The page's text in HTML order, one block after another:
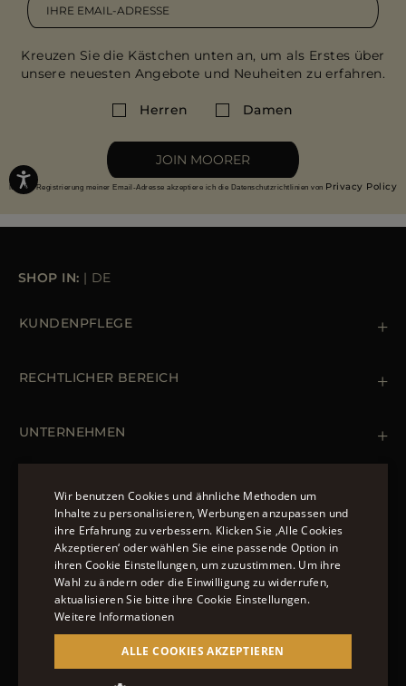
Kreuzen Sie die Kästchen unten an, um als Erstes über
unsere neuesten Angebote und Neuheiten zu erfahren.
Herren Damen
JOIN MOORER
Mit der Registrierung meiner Email-Adresse akzeptiere ich die Datenschutzrichtlinien von Privacy Policy
SHOP IN: | DE
KUNDENPFLEGE
Bestellungen & Zahlungen
RECHTLICHER BEREICH
Cookie Policy
UNTERNEHMEN
Daunenjacke Herren Schwarz
Jacken Damen
Bomberjacke Leder
Langer Steppmantel
FOLGEN SIE UNS
© 2022 – MOORER S.P.A – VIA XXV APRILE, 90 37014
CASTELNUOVO DEL GARDA (VR) P.I./C.F.:
ENGLISH
ITALIAN
FRENCH
CHINESE (SIMPLIFIED)
Wir benutzen Cookies und ähnliche Methoden um
Inhalte zu personalisieren, Werbungen anzupassen und
ihre Erfahrung zu verbessern. Klicken Sie ‚Alle Cookies
Akzeptieren‘ oder wählen Sie eine passende Option in
ihren Cookie Einstellungen, um zuzustimmen. Um ihre
Wahl zu ändern oder die Einwilligung zu widerrufen,
aktualisieren Sie bitte ihre Cookie Einstellungen.
Weitere Informationen
ALLE COOKIES AKZEPTIEREN